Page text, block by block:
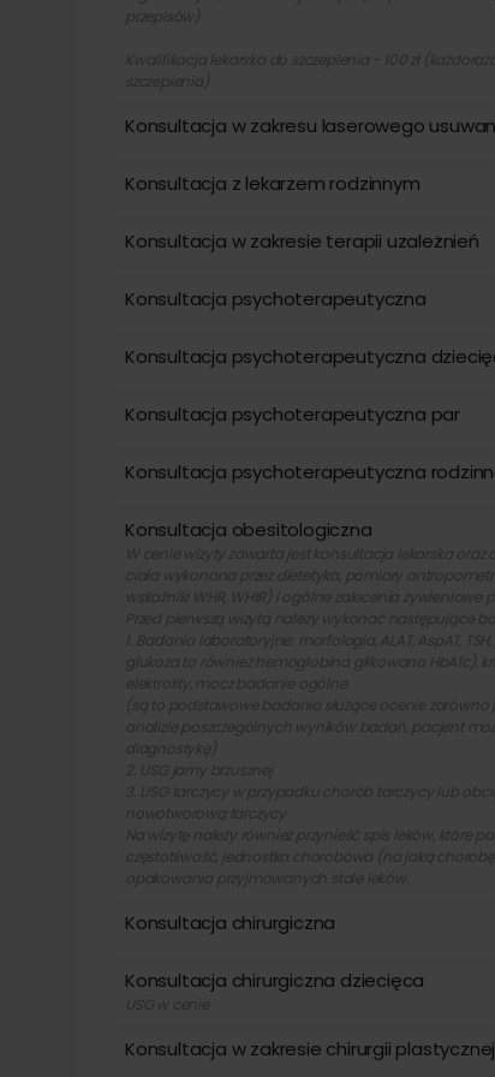
przepisów)
Kwalifikacja lekarska do szczepienia - 100 zł
szczepienia)
Konsultacja w zakresu laserowego
Konsultacja z lekarzem rodzinnym
Konsultacja w zakresie terapii uzależnień
Konsultacja psychoterapeutyczna
Konsultacja psychoterapeutyczna
Konsultacja psychoterapeutyczna par
Konsultacja psychoterapeutyczna
Konsultacja obesitologiczna
W cenie wizyty zawarta jest konsultacja lekarska
ciała wykonana przez dietetyka, pomiary
wskaźniki WHR, WHtR) i ogólne zalecenia żywieniowe
Przed pierwszą wizytą należy wykonać następujące
1. Badania laboratoryjne: morfologia, ALAT, AspAT,
glukoza to również hemoglobina glikowana HbA1c),
elektrolity, mocz badanie ogólne
(są to podstawowe badania służące ocenie zarówno
analizie poszczególnych wyników badań, pacjent
diagnostykę)
2. USG jamy brzusznej
3. USG tarczycy w przypadku chorób tarczycy lub
nowotworową tarczycy
Na wizytę należy również przynieść spis leków, które
częstotliwość, jednostka chorobowa (na jaką
opakowania przyjmowanych stale leków.
Konsultacja chirurgiczna
Konsultacja chirurgiczna dziecięca
USG w cenie
Konsultacja w zakresie chirurgii plastycznej